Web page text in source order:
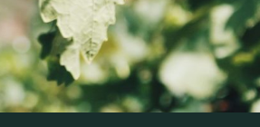
kald del og ut til varm del på utsiden.
Her monteres kompressor på veggbraketter
og fordamperen ut ifra valgt modell.
Vinkjøleren er beregnet for selvbygde
kjølerom i treverk eller Thermocold sine